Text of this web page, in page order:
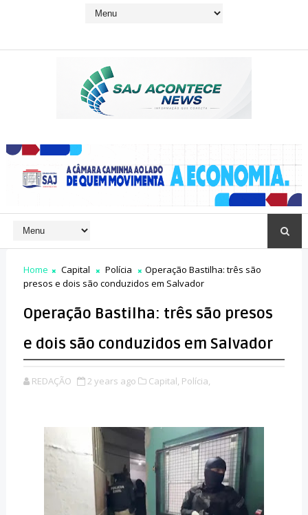
Home Capital Polícia
Operação Bastilha: três são
presos e dois são conduzidos em Salvador
Operação Bastilha: três são presos
e dois são conduzidos em Salvador
REDAÇÃO 2 years ago Capital, Polícia,